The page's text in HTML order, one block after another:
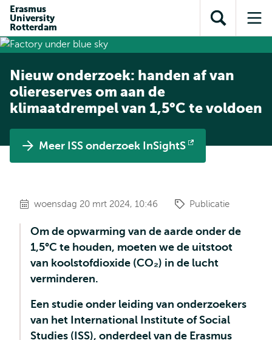
inhoud
Direct naar
subnavigatie
Erasmus
University
Rotterdam
Toon
zoekveld
Nieuw onderzoek: handen af van
oliereserves om aan de
klimaatdrempel van 1,5°C te voldoen
Meer ISS onderzoek InSightS
Opent
woensdag 20 mrt 2024, 10:46 Publicatie
Om de opwarming van de aarde onder de
1,5°C te houden, moeten we de uitstoot
van koolstofdioxide (CO₂) in de lucht
verminderen.
Een studie onder leiding van onderzoekers
van het International Institute of Social
Studies (ISS), onderdeel van de Erasmus